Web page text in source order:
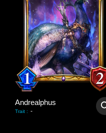
Andrealphus
Trait : -